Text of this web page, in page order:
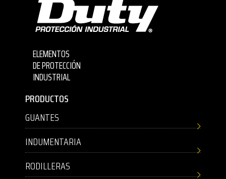
ELEMENTOS
DE PROTECCIÓN
INDUSTRIAL
PRODUCTOS
GUANTES
INDUMENTARIA
RODILLERAS